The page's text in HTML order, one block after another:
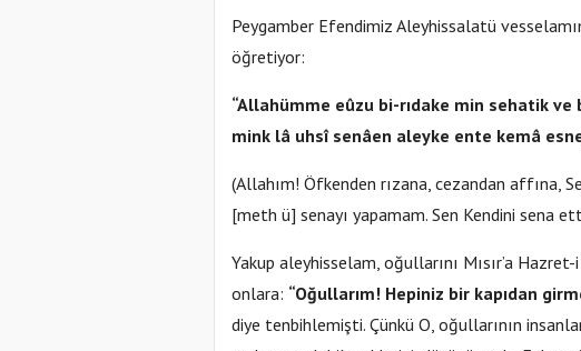
Peygamber Efendimiz Aleyhissalatü
öğretiyor:
“Allahümme eûzu bi-rıdake min sehatik
mink lâ uhsî senâen aleyke ente kemâ
(Allahım! Öfkenden rızana, cezandan affına,
[meth ü] senayı yapamam. Sen Kendini sena
Yakup aleyhisselam, oğullarını Mısır’a Hazret-
onlara: “Oğullarım! Hepiniz bir kapıdan
diye tenbihlemişti. Çünkü O, oğullarının